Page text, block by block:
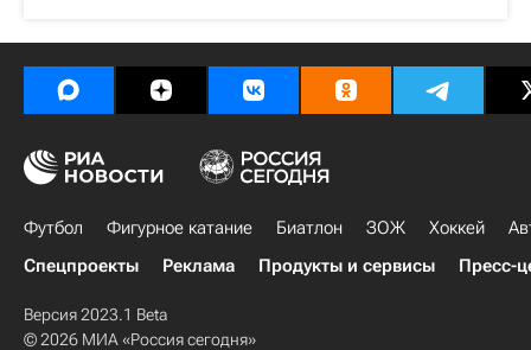
Футбол Фигурное катание Биатлон ЗОЖ Хоккей
Спецпроекты
Реклама Продукты и сервисы Пресс-
Версия 2023.1 Beta
© 2026 МИА «Россия сегодня»